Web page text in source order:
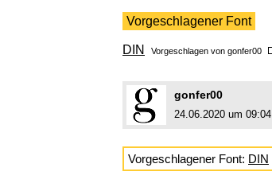
Vorgeschlagener Font
DIN Vorgeschlagen von gonfer00
gonfer00
24.06.2020 um 09:04
Vorgeschlagener Font: DIN